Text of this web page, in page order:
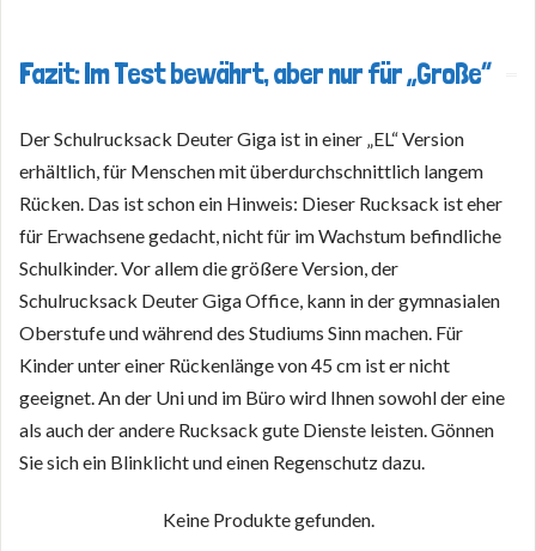
Fazit: Im Test bewährt, aber nur für „Große“
Der Schulrucksack Deuter Giga ist in einer „EL“ Version
erhältlich, für Menschen mit überdurchschnittlich langem
Rücken. Das ist schon ein Hinweis: Dieser Rucksack ist eher
für Erwachsene gedacht, nicht für im Wachstum befindliche
Schulkinder. Vor allem die größere Version, der
Schulrucksack Deuter Giga Office, kann in der gymnasialen
Oberstufe und während des Studiums Sinn machen. Für
Kinder unter einer Rückenlänge von 45 cm ist er nicht
geeignet. An der Uni und im Büro wird Ihnen sowohl der eine
als auch der andere Rucksack gute Dienste leisten. Gönnen
Sie sich ein Blinklicht und einen Regenschutz dazu.
Keine Produkte gefunden.